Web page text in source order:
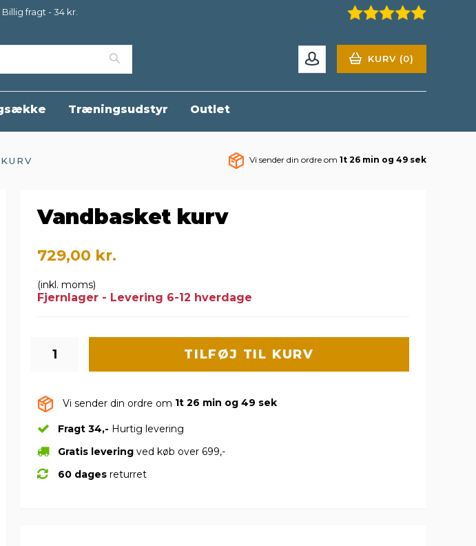
Billig fragt - 34 kr.
KURV (0)
Træningsudstyr Outlet
Vi sender din ordre om 1t 26 min og 48 sek
Vandbasket kurv
729,00 kr.
(inkl. moms)
Fjernlager - Levering 6-12 hverdage
TILFØJ TIL KURV
Vi sender din ordre om 1t 26 min og 48 sek
Fragt 34,- Hurtig levering
Gratis levering ved køb over 699,-
60 dages returret